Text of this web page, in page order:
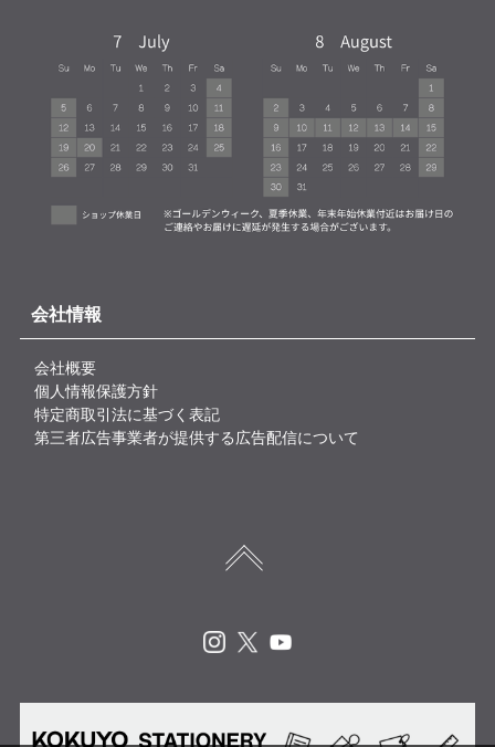
会社情報
会社概要
個人情報保護方針
特定商取引法に基づく表記
第三者広告事業者が提供する広告配信について